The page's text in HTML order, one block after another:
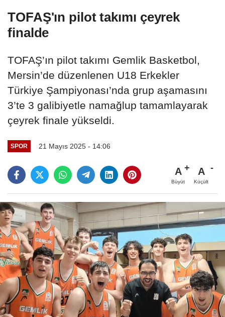
TOFAŞ'ın pilot takımı çeyrek
finalde
TOFAŞ’ın pilot takımı Gemlik Basketbol,
Mersin’de düzenlenen U18 Erkekler
Türkiye Şampiyonası’nda grup aşamasını
3’te 3 galibiyetle namağlup tamamlayarak
çeyrek finale yükseldi.
SPOR 21 Mayıs 2025 - 14:06
A
Büyüt
A
Küçült